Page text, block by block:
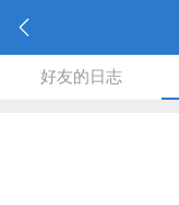
好友的日志